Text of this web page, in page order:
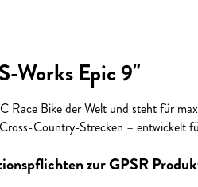
Works Epic 9"
Race Bike der Welt und steht für
Country-Strecken – entwickelt
zur GPSR